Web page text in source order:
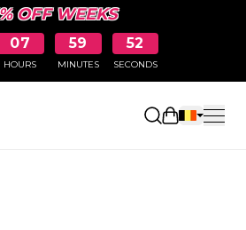
OFF WEEKS
07
HOURS
59
MINUTES
52
SECONDS